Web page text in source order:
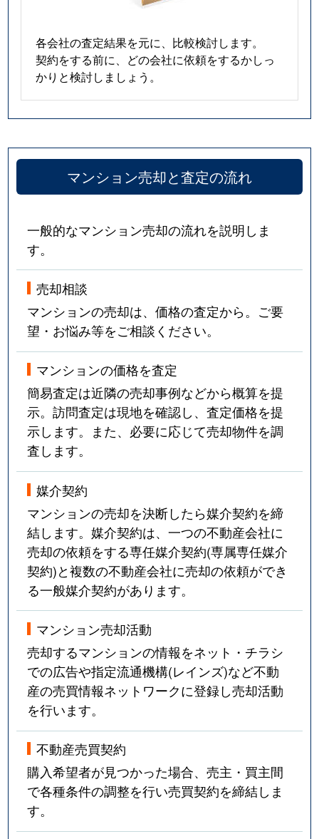
各会社の査定結果を元に、比較検討します。
契約をする前に、どの会社に依頼をするかしっ
かりと検討しましょう。
マンション売却と査定の流れ
一般的なマンション売却の流れを説明しま
す。
売却相談
マンションの売却は、価格の査定から。ご要
望・お悩み等をご相談ください。
マンションの価格を査定
簡易査定は近隣の売却事例などから概算を提
示。訪問査定は現地を確認し、査定価格を提
示します。また、必要に応じて売却物件を調
査します。
媒介契約
マンションの売却を決断したら媒介契約を締
結します。媒介契約は、一つの不動産会社に
売却の依頼をする専任媒介契約(専属専任媒介
契約)と複数の不動産会社に売却の依頼ができ
る一般媒介契約があります。
マンション売却活動
売却するマンションの情報をネット・チラシ
での広告や指定流通機構(レインズ)など不動
産の売買情報ネットワークに登録し売却活動
を行います。
不動産売買契約
購入希望者が見つかった場合、売主・買主間
で各種条件の調整を行い売買契約を締結しま
す。